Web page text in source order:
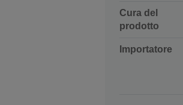
Cura del
prodotto
Importatore